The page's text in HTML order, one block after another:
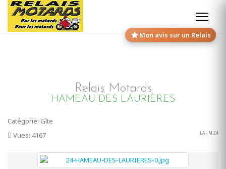
Mon avis sur un Relais
Relais Motards
HAMEAU DES LAURIÈRES
Catégorie: Gîte
Vues: 4167
LA - M 24